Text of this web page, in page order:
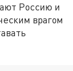
Россию и
врагом